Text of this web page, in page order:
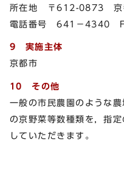
所在地 〒612-0873 京
電話番号 641－4340
9 実施主体
京都市
10 その他
一般の市民農園のような
の京野菜等数種類を，指
していただきます。